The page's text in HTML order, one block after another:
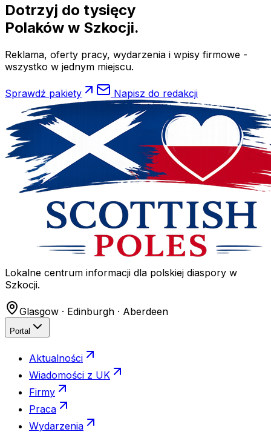
Dotrzyj do tysięcy
Polaków w Szkocji.
Reklama, oferty pracy, wydarzenia i wpisy firmowe -
wszystko w jednym miejscu.
Sprawdź pakiety Napisz do redakcji
Lokalne centrum informacji dla polskiej diaspory w
Szkocji.
Glasgow · Edinburgh · Aberdeen
Portal
Aktualności
Wiadomości z UK
Firmy
Praca
Wydarzenia